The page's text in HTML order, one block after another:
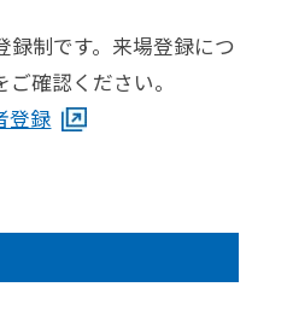
録制です。来場登録につ
確認ください。
登録